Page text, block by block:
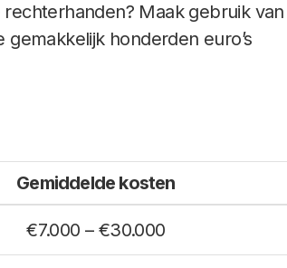
Maak gebruik van
honderden euro’s
Gemiddelde kosten
€7.000 – €30.000